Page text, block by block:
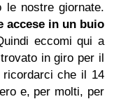
le nostre giornate.
accese in un buio
eccomi qui a
in giro per il
che il 14
e, per molti, per